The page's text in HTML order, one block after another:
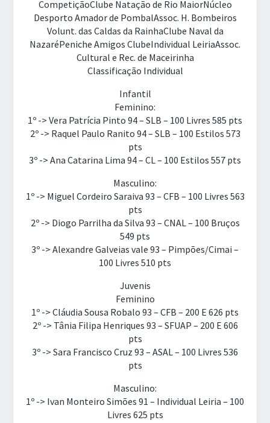
CompetiçãoClube Natação de Rio MaiorNúcleo
Desporto Amador de PombalAssoc. H. Bombeiros
Volunt. das Caldas da RainhaClube Naval da
NazaréPeniche Amigos ClubeIndividual LeiriaAssoc.
Cultural e Rec. de Maceirinha
Classificação Individual
Infantil
Feminino:
1º -> Vera Patrícia Pinto 94 – SLB – 100 Livres 585 pts
2º -> Raquel Paulo Ranito 94 – SLB – 100 Estilos 573
pts
3º -> Ana Catarina Lima 94 – CL – 100 Estilos 557 pts
Masculino:
1º -> Miguel Cordeiro Saraiva 93 – CFB – 100 Livres 563
pts
2º -> Diogo Parrilha da Silva 93 – CNAL – 100 Bruços
549 pts
3º -> Alexandre Galveias vale 93 – Pimpões/Cimai –
100 Livres 510 pts
Juvenis
Feminino
1º -> Cláudia Sousa Robalo 93 – CFB – 200 E 626 pts
2º -> Tânia Filipa Henriques 93 – SFUAP – 200 E 606
pts
3º -> Sara Francisco Cruz 93 – ASAL – 100 Livres 536
pts
Masculino:
1º -> Ivan Monteiro Simões 91 – Individual Leiria – 100
Livres 625 pts